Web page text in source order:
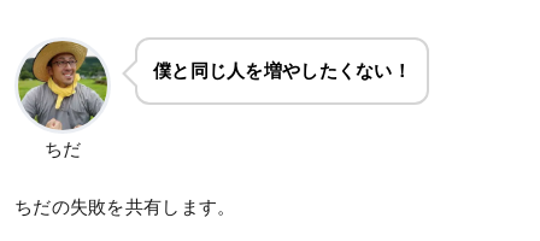
ちだ
僕と同じ人を増やしたくない！
ちだの失敗を共有します。